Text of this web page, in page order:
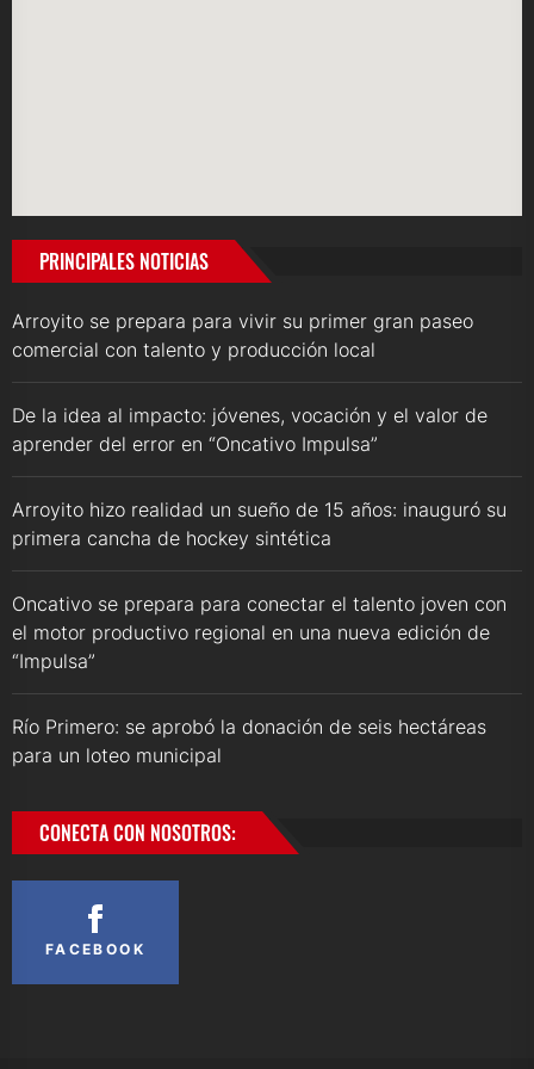
PRINCIPALES NOTICIAS
Arroyito se prepara para vivir su primer gran paseo
comercial con talento y producción local
De la idea al impacto: jóvenes, vocación y el valor de
aprender del error en “Oncativo Impulsa”
Arroyito hizo realidad un sueño de 15 años: inauguró su
primera cancha de hockey sintética
Oncativo se prepara para conectar el talento joven con
el motor productivo regional en una nueva edición de
“Impulsa”
Río Primero: se aprobó la donación de seis hectáreas
para un loteo municipal
CONECTA CON NOSOTROS:
FACEBOOK